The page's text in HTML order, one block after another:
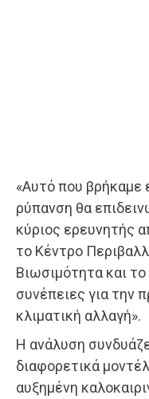
«Αυτό που βρήκαμε
ρύπανση θα
κύριος ερευνητής
το Κέντρο
Βιωσιμότητα και
συνέπειες για την
κλιματική αλλαγή».
Η ανάλυση
διαφορετικά
αυξημένη